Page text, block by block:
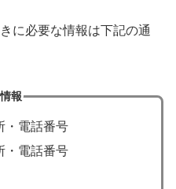
に必要な情報は下記の通
報
・電話番号
・電話番号